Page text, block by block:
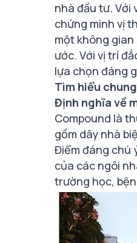
nhà đầu tư. Với
chứng minh vị
một không
ước. Với vị trí
lựa chọn đáng
Tìm hiểu
Định nghĩa về
Compound là
gồm dãy nhà
Điểm đáng chú
của các ngôi
trường học,